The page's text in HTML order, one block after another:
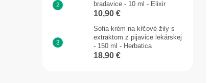
bradavice - 10 ml - Elixir
10,90 €
Sofia krém na kŕčové žily s
extraktom z pijavice lekárskej
- 150 ml - Herbatica
18,90 €